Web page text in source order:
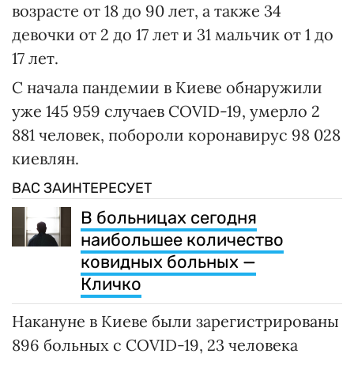
возрасте от 18 до 90 лет, а также 34
девочки от 2 до 17 лет и 31 мальчик от 1 до
17 лет.
С начала пандемии в Киеве обнаружили
уже 145 959 случаев COVID-19, умерло 2
881 человек, побороли коронавирус 98 028
киевлян.
ВАС ЗАИНТЕРЕСУЕТ
В больницах сегодня
наибольшее количество
ковидных больных —
Кличко
Накануне в Киеве были зарегистрированы
896 больных с COVID-19, 23 человека